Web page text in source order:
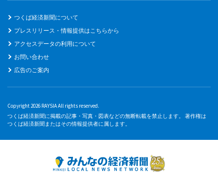
つくば経済新聞について
プレスリリース・情報提供はこちらから
アクセスデータの利用について
お問い合わせ
広告のご案内
Copyright 2026 RAYSIA All rights reserved.
つくば経済新聞に掲載の記事・写真・図表などの無断転載を禁止します。 著作権は
つくば経済新聞またはその情報提供者に属します。